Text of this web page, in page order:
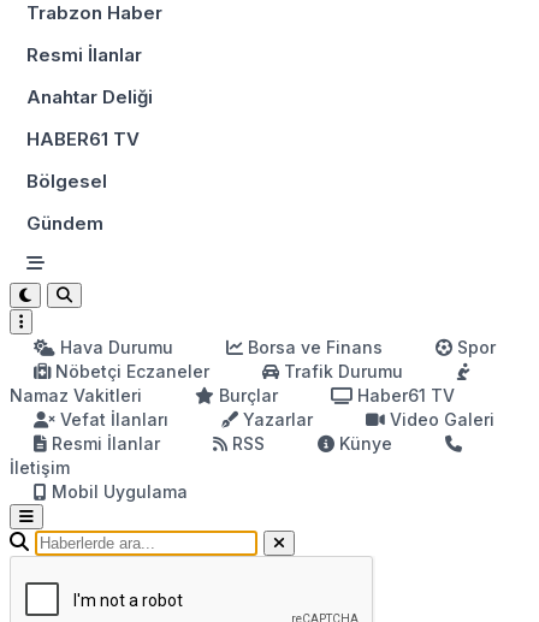
Trabzon Haber
Resmi İlanlar
Anahtar Deliği
HABER61 TV
Bölgesel
Gündem
Hava Durumu Borsa ve Finans
Spor
Nöbetçi Eczaneler
Trafik Durumu
Namaz Vakitleri
Burçlar
Haber61 TV
Vefat İlanları
Yazarlar
Video Galeri
Resmi İlanlar
RSS
Künye
İletişim
Mobil Uygulama